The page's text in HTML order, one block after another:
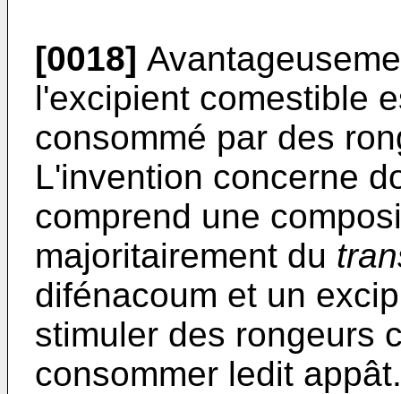
[0018]
l'excipient comestible
consommé par des
L'invention concerne
comprend une
majoritairement du
difénacoum et un
stimuler des rongeurs
consommer ledit appât.